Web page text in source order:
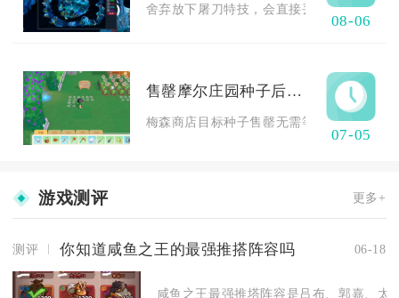
舍弃放下屠刀特技，会直接丢失稳定单体物
08-06
售罄摩尔庄园种子后该如何获取
梅森商店目标种子售罄无需等待次日刷新，
07-05
游戏测评 更多+
测评 你知道咸鱼之王的最强推搭阵容吗 06-18
咸鱼之王最强推塔阵容是吕布、郭嘉、太